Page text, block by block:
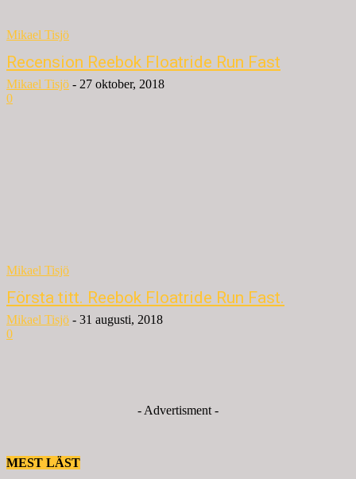
Mikael Tisjö
Recension Reebok Floatride Run Fast
Mikael Tisjö - 27 oktober, 2018
0
Mikael Tisjö
Första titt. Reebok Floatride Run Fast.
Mikael Tisjö - 31 augusti, 2018
0
- Advertisment -
MEST LÄST